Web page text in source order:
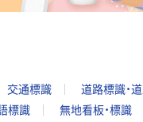
交通標識 道路標識・
標識 無地看板・標識